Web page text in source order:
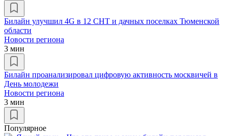
Билайн улучшил 4G в 12 СНТ и дачных поселках Тюменской
области
Новости региона
3 мин
Билайн проанализировал цифровую активность москвичей в
День молодежи
Новости региона
3 мин
Популярное